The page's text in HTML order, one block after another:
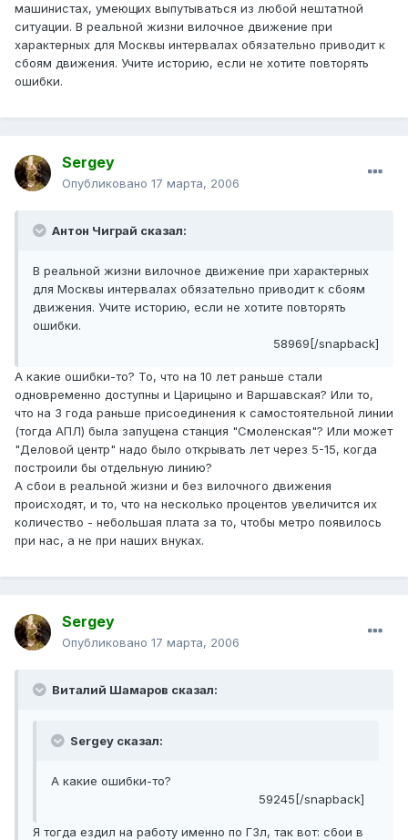
машинистах, умеющих выпутываться из любой нештатной
ситуации. В реальной жизни вилочное движение при
характерных для Москвы интервалах обязательно приводит к
сбоям движения. Учите историю, если не хотите повторять
ошибки.
Sergey
Опубликовано 17 марта, 2006
Антон Чиграй сказал:
В реальной жизни вилочное движение при характерных
для Москвы интервалах обязательно приводит к сбоям
движения. Учите историю, если не хотите повторять
ошибки.
58969[/snapback]
А какие ошибки-то? То, что на 10 лет раньше стали
одновременно доступны и Царицыно и Варшавская? Или то,
что на 3 года раньше присоединения к самостоятельной линии
(тогда АПЛ) была запущена станция "Смоленская"? Или может
"Деловой центр" надо было открывать лет через 5-15, когда
построили бы отдельную линию?
А сбои в реальной жизни и без вилочного движения
происходят, и то, что на несколько процентов увеличится их
количество - небольшая плата за то, чтобы метро появилось
при нас, а не при наших внуках.
Sergey
Опубликовано 17 марта, 2006
Виталий Шамаров сказал:
Sergey сказал:
А какие ошибки-то?
59245[/snapback]
Я тогда ездил на работу именно по ГЗл, так вот: сбои в